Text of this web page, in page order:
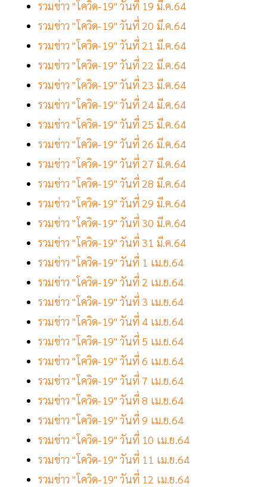
รวมข่าว "โควิด-19" วันที่ 19 มี.ค.64
รวมข่าว "โควิด-19" วันที่ 20 มี.ค.64
รวมข่าว "โควิด-19" วันที่ 21 มี.ค.64
รวมข่าว "โควิด-19" วันที่ 22 มี.ค.64
รวมข่าว "โควิด-19" วันที่ 23 มี.ค.64
รวมข่าว "โควิด-19" วันที่ 24 มี.ค.64
รวมข่าว "โควิด-19" วันที่ 25 มี.ค.64
รวมข่าว "โควิด-19" วันที่ 26 มี.ค.64
รวมข่าว "โควิด-19" วันที่ 27 มี.ค.64
รวมข่าว "โควิด-19" วันที่ 28 มี.ค.64
รวมข่าว "โควิด-19" วันที่ 29 มี.ค.64
รวมข่าว "โควิด-19" วันที่ 30 มี.ค.64
รวมข่าว "โควิด-19" วันที่ 31 มี.ค.64
รวมข่าว "โควิด-19" วันที่ 1 เม.ย.64
รวมข่าว "โควิด-19" วันที่ 2 เม.ย.64
รวมข่าว "โควิด-19" วันที่ 3 เม.ย.64
รวมข่าว "โควิด-19" วันที่ 4 เม.ย.64
รวมข่าว "โควิด-19" วันที่ 5 เม.ย.64
รวมข่าว "โควิด-19" วันที่ 6 เม.ย.64
รวมข่าว "โควิด-19" วันที่ 7 เม.ย.64
รวมข่าว "โควิด-19" วันที่ 8 เม.ย.64
รวมข่าว "โควิด-19" วันที่ 9 เม.ย.64
รวมข่าว "โควิด-19" วันที่ 10 เม.ย.64
รวมข่าว "โควิด-19" วันที่ 11 เม.ย.64
รวมข่าว "โควิด-19" วันที่ 12 เม.ย.64